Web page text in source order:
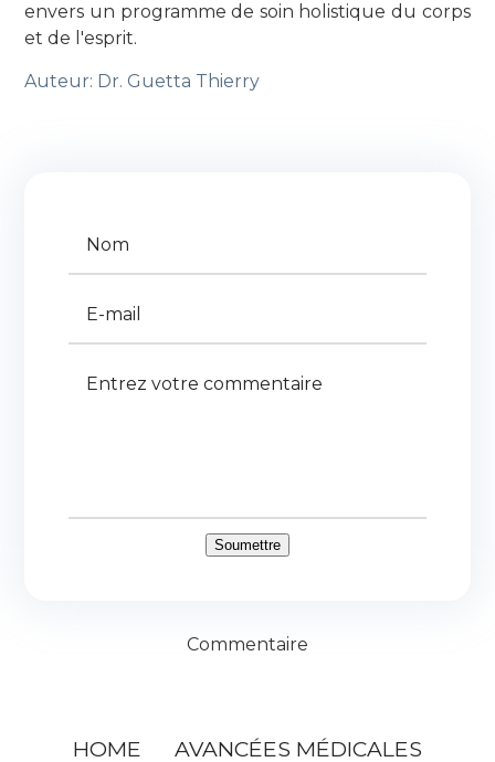
envers un programme de soin holistique du corps
et de l'esprit.
Auteur: Dr. Guetta Thierry
Commentaire
HOME
AVANCÉES MÉDICALES